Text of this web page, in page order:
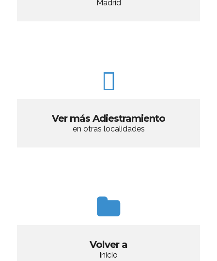
Madrid
Ver más Adiestramiento
en otras localidades
Volver a
Inicio